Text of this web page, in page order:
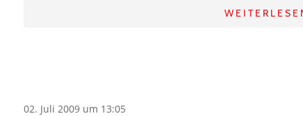
02. Juli 2009 um 13:05